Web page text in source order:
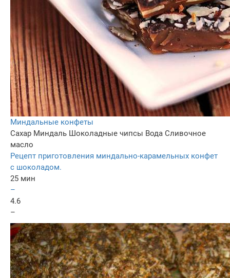
Миндальные конфеты
Сахар Миндаль Шоколадные чипсы Вода Сливочное
масло
Рецепт приготовления миндально-карамельных конфет
с шоколадом.
25 мин
–
4.6
–